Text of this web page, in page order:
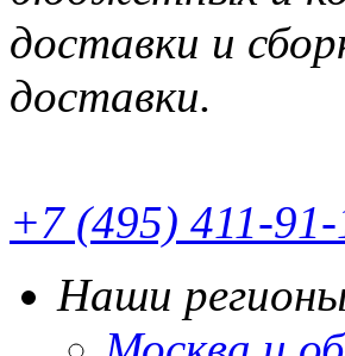
доставки и
доставки.
+7 (495) 411-
Наши регионы